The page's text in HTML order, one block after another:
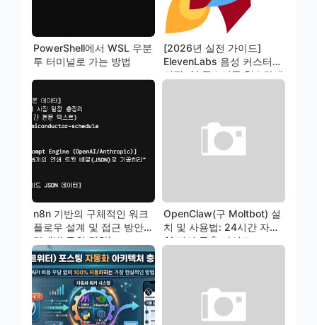
PowerShell에서 WSL 우분
투 터미널로 가는 방법
[2026년 실전 가이드]
ElevenLabs 음성 커스터마
이징: AI 목소리를 5분 만에
n8n 기반의 구체적인 워크
플로우 설계 및 접근 방안(+
단계별 구현 절차)
OpenClaw(구 Moltbot) 설
치 및 사용법: 24시간 자율
AI 비서 구축 가이드